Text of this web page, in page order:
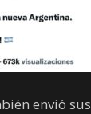
envió